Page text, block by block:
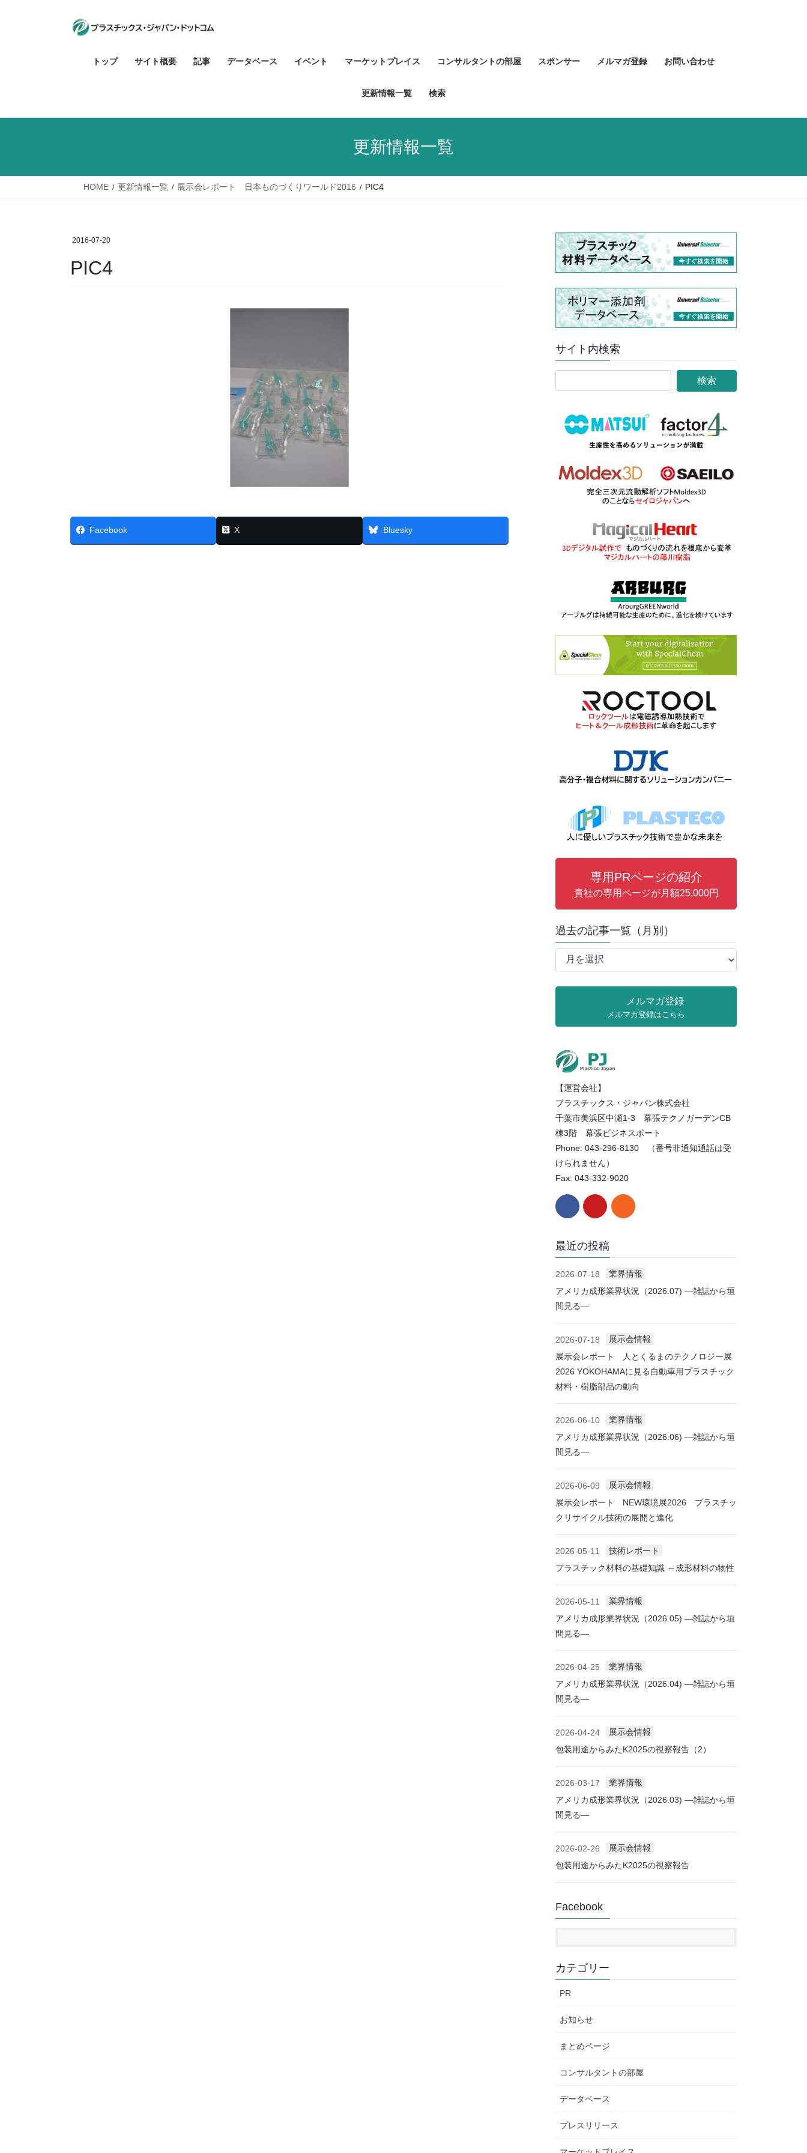
トップ サイト概要 記事 データベース イベント マーケットプレイス コンサルタントの部屋 スポンサー メルマガ登録 お問い合わせ
更新情報一覧 検索
更新情報一覧
HOME 更新情報一覧 展示会レポート 日本ものづくりワールド2016 PIC4
2016-07-20
PIC4
Facebook X Bluesky
サイト内検索
専用PRページの紹介
貴社の専用ページが月額25,000円
過去の記事一覧（月別）
過
（月
別）
メルマガ登録
メルマガ登録はこちら
【運営会社】
プラスチックス・ジャパン株式会社
千葉市美浜区中瀬1-3 幕張テクノガーデンCB
棟3階 幕張ビジネスポート
Phone: 043-296-8130 （番号非通知通話は受
けられません）
Fax: 043-332-9020
最近の投稿
2026-07-18
業界情報
アメリカ成形業界状況（2026.07) ―雑誌から垣
間見る―
2026-07-18
展示会情報
展示会レポート 人とくるまのテクノロジー展
2026 YOKOHAMAに見る自動車用プラスチック
材料・樹脂部品の動向
2026-06-10
業界情報
アメリカ成形業界状況（2026.06) ―雑誌から垣
間見る―
2026-06-09
展示会情報
展示会レポート NEW環境展2026 プラスチッ
クリサイクル技術の展開と進化
2026-05-11
技術レポート
プラスチック材料の基礎知識 ～成形材料の物性
2026-05-11
業界情報
アメリカ成形業界状況（2026.05) ―雑誌から垣
間見る―
2026-04-25
業界情報
アメリカ成形業界状況（2026.04) ―雑誌から垣
間見る―
2026-04-24
展示会情報
包装用途からみたK2025の視察報告（2）
2026-03-17
業界情報
アメリカ成形業界状況（2026.03) ―雑誌から垣
間見る―
2026-02-26
展示会情報
包装用途からみたK2025の視察報告
Facebook
カテゴリー
PR
お知らせ
まとめページ
コンサルタントの部屋
データベース
プレスリリース